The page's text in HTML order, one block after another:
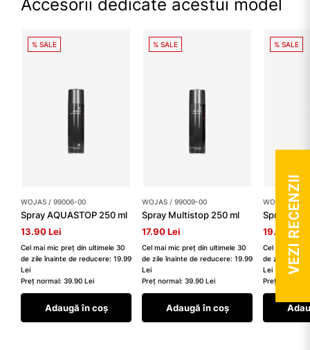
Accesorii dedicate acestui model
% SALE
WOJAS / 99006-00
Spray AQUASTOP 250 ml
13.90 Lei
Cel mai mic preț din ultimele 30
de zile înainte de reducere: 19.99
Lei
Preț normal: 39.90 Lei
Adaugă în coș
% SALE
WOJAS / 99009-00
Spray Multistop 250 ml
17.90 Lei
Cel mai mic preț din ultimele 30
de zile înainte de reducere: 19.99
Lei
Preț normal: 39.90 Lei
Adaugă în coș
% SALE
WOJAS /
Spray
19.99 Lei
Cel mai mic
de zile
Lei
Preț normal:
VEZI RECENZII